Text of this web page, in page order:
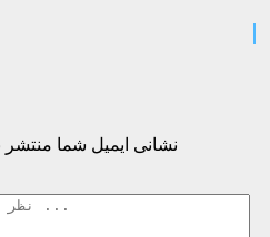
نشانی ایمیل شما منتشر